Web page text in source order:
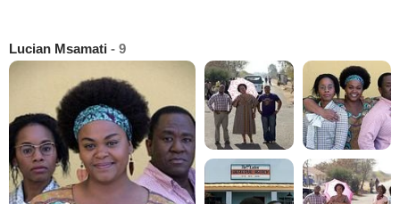
Lucian Msamati - 9